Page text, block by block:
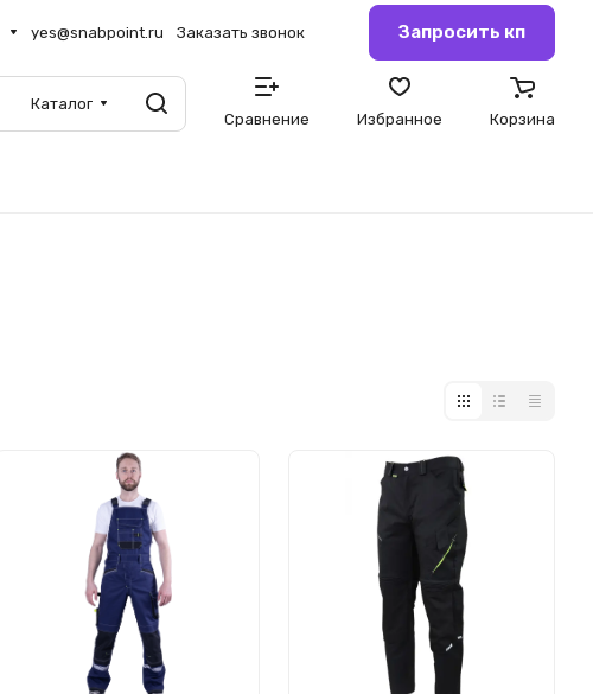
yes@snabpoint.ru Заказать звонок Запросить кп
Каталог
Сравнение
Избранное Корзина